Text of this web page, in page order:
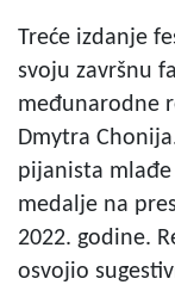
Treće izdanje
svoju završnu
međunarodne
Dmytra
pijanista
medalje na
2022. godine.
osvojio